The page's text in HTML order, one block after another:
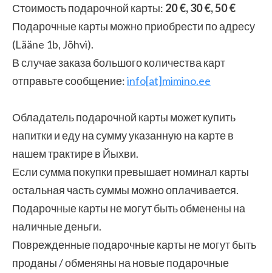
Стоимость подарочной карты: 20 €, 30 €, 50 €
Подарочные карты можно приобрести по адресу
(Lääne 1b, Jõhvi).
В случае заказа большого количества карт
отправьте сообщение:info[at]mimino.ee
Обладатель подарочной карты может купить
напитки и еду на сумму указанную на карте в
нашем трактире в Йыхви.
Если сумма покупки превышает номинал карты
остальная часть суммы можно оплачивается.
Подарочные карты не могут быть обменены на
наличные деньги.
Поврежденные подарочные карты не могут быть
проданы / обменяны на новые подарочные